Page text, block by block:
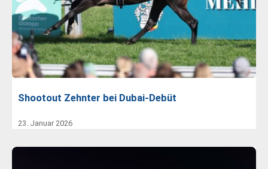
Shootout Zehnter bei Dubai-Debüt
23. Januar 2026